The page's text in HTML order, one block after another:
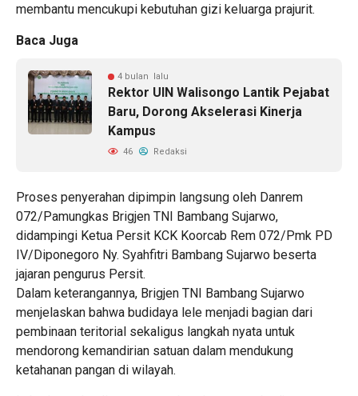
membantu mencukupi kebutuhan gizi keluarga prajurit.
Baca Juga
4 bulan lalu
Rektor UIN Walisongo Lantik Pejabat
Baru, Dorong Akselerasi Kinerja
Kampus
46 Redaksi
Proses penyerahan dipimpin langsung oleh Danrem
072/Pamungkas Brigjen TNI Bambang Sujarwo,
didampingi Ketua Persit KCK Koorcab Rem 072/Pmk PD
IV/Diponegoro Ny. Syahfitri Bambang Sujarwo beserta
jajaran pengurus Persit.
Dalam keterangannya, Brigjen TNI Bambang Sujarwo
menjelaskan bahwa budidaya lele menjadi bagian dari
pembinaan teritorial sekaligus langkah nyata untuk
mendorong kemandirian satuan dalam mendukung
ketahanan pangan di wilayah.